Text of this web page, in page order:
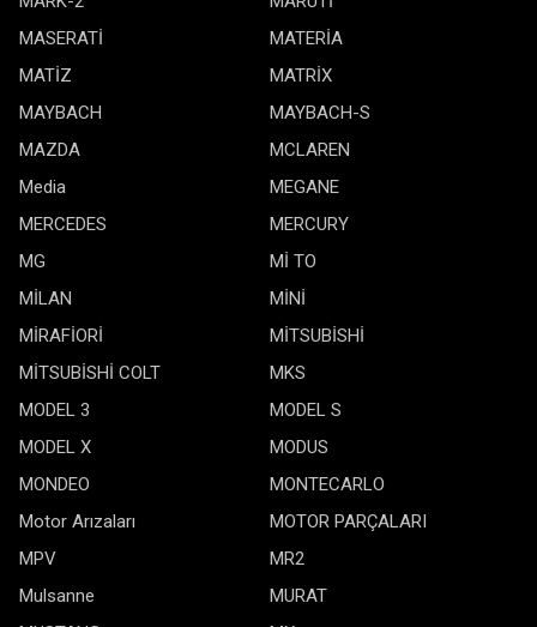
MASERATİ
MATERİA
MATİZ
MATRİX
MAYBACH
MAYBACH-S
MAZDA
MCLAREN
Media
MEGANE
MERCEDES
MERCURY
MG
Mİ TO
MİLAN
MİNİ
MİRAFİORİ
MİTSUBİSHİ
MİTSUBİSHİ COLT
MKS
MODEL 3
MODEL S
MODEL X
MODUS
MONDEO
MONTECARLO
Motor Arızaları
MOTOR PARÇALARI
MPV
MR2
Mulsanne
MURAT